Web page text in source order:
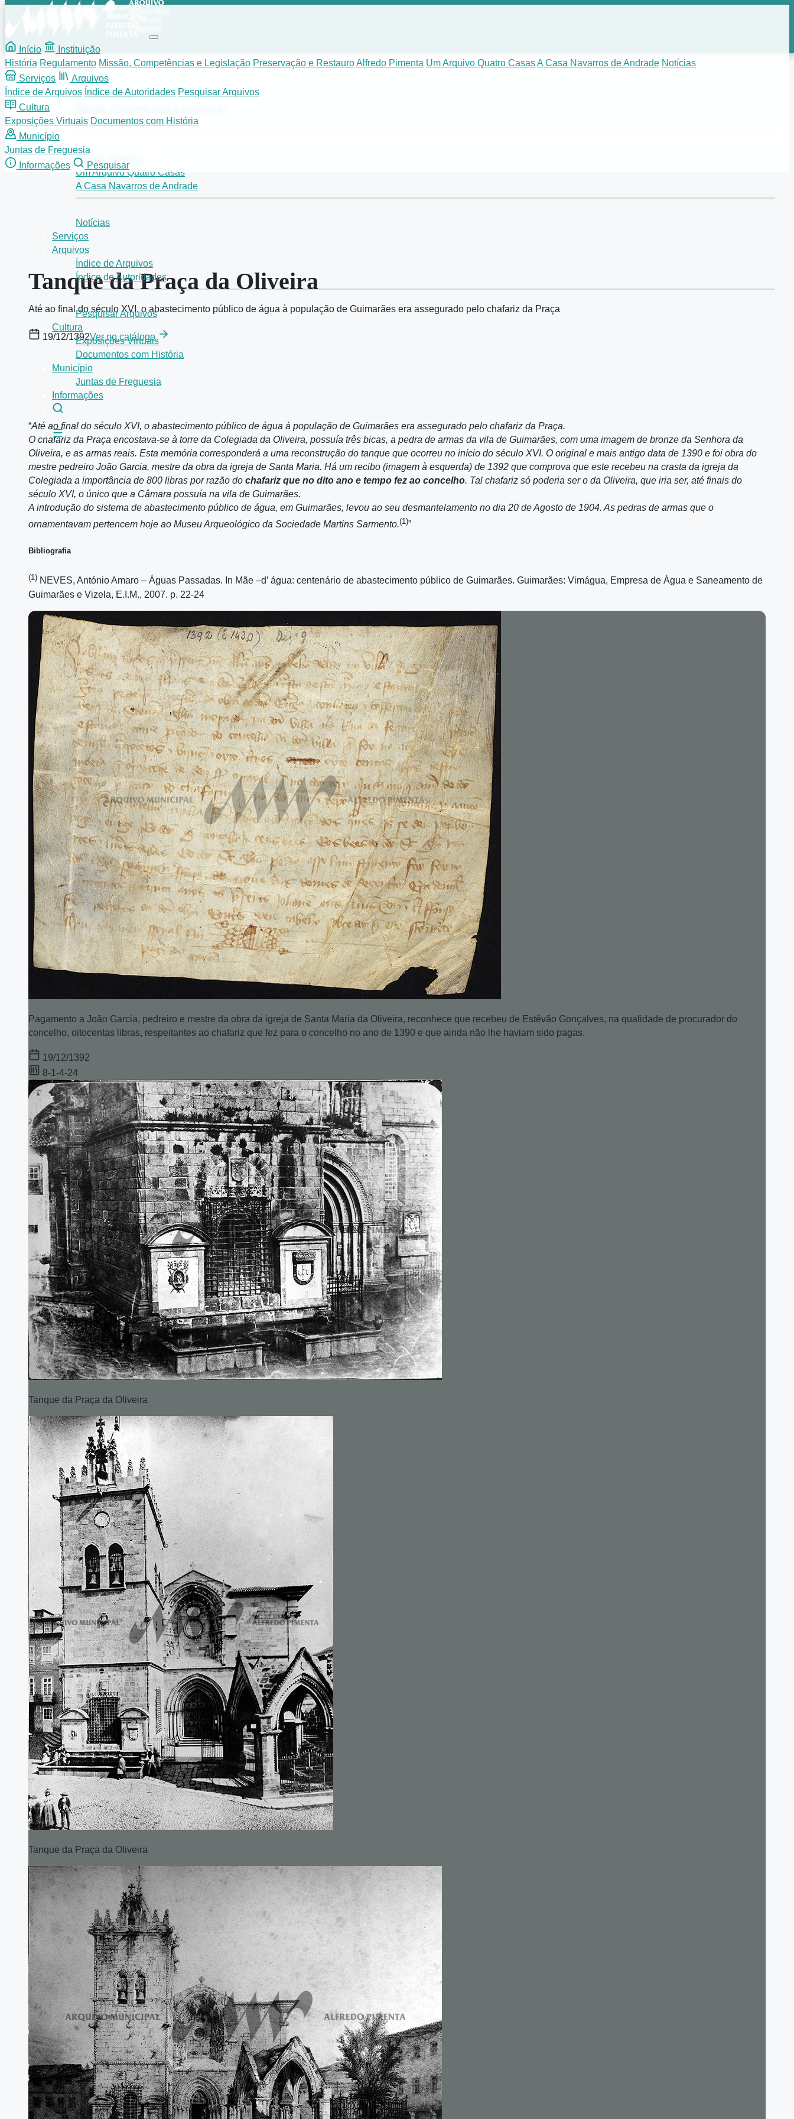
Instituição
História
Regulamento
Preservação e Restauro
Alfredo Pimenta
Um Arquivo Quatro Casas
A Casa Navarros de Andrade
Notícias
Serviços
Arquivos
Índice de Arquivos
Índice de Autoridades
Pesquisar Arquivos
Cultura
Exposições Virtuais
Documentos com História
Município
Juntas de Freguesia
Informações
Início
Instituição
História Regulamento Missão, Competências e Legislação Preservação e RestauroAlfredo Pimenta Um Arquivo Quatro CasasA Casa Navarros de Andrade Notícias
Serviços
Arquivos
Índice de Arquivos Índice de Autoridades Pesquisar Arquivos
Cultura
Exposições Virtuais Documentos com História
Município
Juntas de Freguesia
Informações
Pesquisar
Tanque da Praça da Oliveira
Até ao final do século XVI, o abastecimento público de água à população de Guimarães era assegurado pelo chafariz da Praça
19/12/1392Ver no catálogo
“Até ao final do século XVI, o abastecimento público de água à população de Guimarães era assegurado pelo chafariz da Praça.
O chafariz da Praça encostava-se à torre da Colegiada da Oliveira, possuía três bicas, a pedra de armas da vila de Guimarães, com uma imagem de bronze da Senhora da
Oliveira, e as armas reais. Esta memória corresponderá a uma reconstrução do tanque que ocorreu no início do século XVI. O original e mais antigo data de 1390 e foi obra do
mestre pedreiro João Garcia, mestre da obra da igreja de Santa Maria. Há um recibo (imagem à esquerda) de 1392 que comprova que este recebeu na crasta da igreja da
Colegiada a importância de 800 libras por razão do chafariz que no dito ano e tempo fez ao concelho. Tal chafariz só poderia ser o da Oliveira, que iria ser, até finais do
século XVI, o único que a Câmara possuía na vila de Guimarães.
A introdução do sistema de abastecimento público de água, em Guimarães, levou ao seu desmantelamento no dia 20 de Agosto de 1904. As pedras de armas que o
ornamentavam pertencem hoje ao Museu Arqueológico da Sociedade Martins Sarmento.(1)”
Bibliografia
(1) NEVES, António Amaro – Águas Passadas. In Mãe –d’ água: centenário de abastecimento público de Guimarães. Guimarães: Vimágua, Empresa de Água e Saneamento de
Guimarães e Vizela, E.I.M., 2007. p. 22-24
Pagamento a João Garcia, pedreiro e mestre da obra da igreja de Santa Maria da Oliveira, reconhece que recebeu de Estêvão Gonçalves, na qualidade de procurador do
concelho, oitocentas libras, respeitantes ao chafariz que fez para o concelho no ano de 1390 e que ainda não lhe haviam sido pagas.
19/12/1392
8-1-4-24
Tanque da Praça da Oliveira
Tanque da Praça da Oliveira